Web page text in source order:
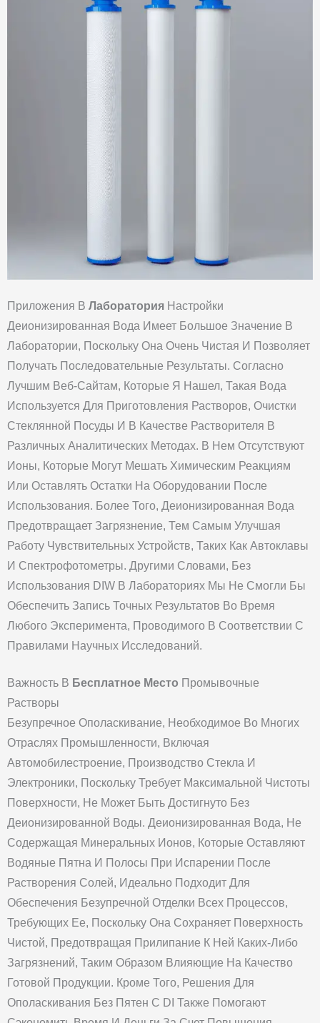
Приложения В Лаборатория Настройки
Деионизированная Вода Имеет Большое Значение В
Лаборатории, Поскольку Она Очень Чистая И Позволяет
Получать Последовательные Результаты. Согласно
Лучшим Веб-Сайтам, Которые Я Нашел, Такая Вода
Используется Для Приготовления Растворов, Очистки
Стеклянной Посуды И В Качестве Растворителя В
Различных Аналитических Методах. В Нем Отсутствуют
Ионы, Которые Могут Мешать Химическим Реакциям
Или Оставлять Остатки На Оборудовании После
Использования. Более Того, Деионизированная Вода
Предотвращает Загрязнение, Тем Самым Улучшая
Работу Чувствительных Устройств, Таких Как Автоклавы
И Спектрофотометры. Другими Словами, Без
Использования DIW В Лабораториях Мы Не Смогли Бы
Обеспечить Запись Точных Результатов Во Время
Любого Эксперимента, Проводимого В Соответствии С
Правилами Научных Исследований.
Важность В Бесплатное Место Промывочные
Растворы
Безупречное Ополаскивание, Необходимое Во Многих
Отраслях Промышленности, Включая
Автомобилестроение, Производство Стекла И
Электроники, Поскольку Требует Максимальной Чистоты
Поверхности, Не Может Быть Достигнуто Без
Деионизированной Воды. Деионизированная Вода, Не
Содержащая Минеральных Ионов, Которые Оставляют
Водяные Пятна И Полосы При Испарении После
Растворения Солей, Идеально Подходит Для
Обеспечения Безупречной Отделки Всех Процессов,
Требующих Ее, Поскольку Она Сохраняет Поверхность
Чистой, Предотвращая Прилипание К Ней Каких-Либо
Загрязнений, Таким Образом Влияющие На Качество
Готовой Продукции. Кроме Того, Решения Для
Ополаскивания Без Пятен С DI Также Помогают